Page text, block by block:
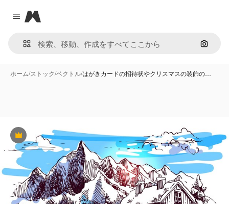
Close menu
Magnific
画像で
ホーム/ストック/ベクトル/はがきカードの招待状やクリスマスの装飾の…
Premium